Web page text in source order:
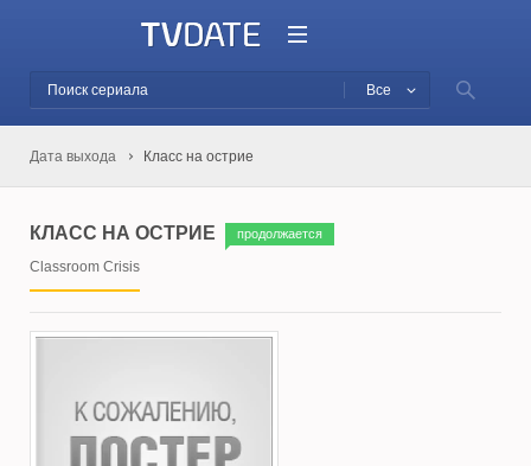
Все
Дата выхода Класс на острие
КЛАСС НА ОСТРИЕ продолжается
Classroom Crisis